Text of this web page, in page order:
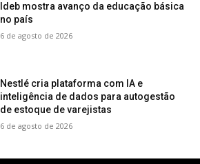
Ideb mostra avanço da educação básica
no país
6 de agosto de 2026
Nestlé cria plataforma com IA e
inteligência de dados para autogestão
de estoque de varejistas
6 de agosto de 2026